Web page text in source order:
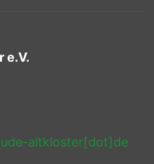
e.V.
altkloster[dot]de